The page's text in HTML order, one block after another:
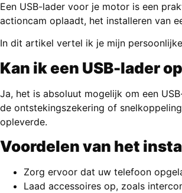
Een USB-lader voor je motor is een
actioncam oplaadt, het installeren van
In dit artikel vertel ik je mijn
Kan ik een USB-lader
Ja, het is absoluut mogelijk om een
de ontstekingszekering of
opleverde.
Voordelen van het
Zorg ervoor dat uw telefoon
Laad accessoires op, zoals